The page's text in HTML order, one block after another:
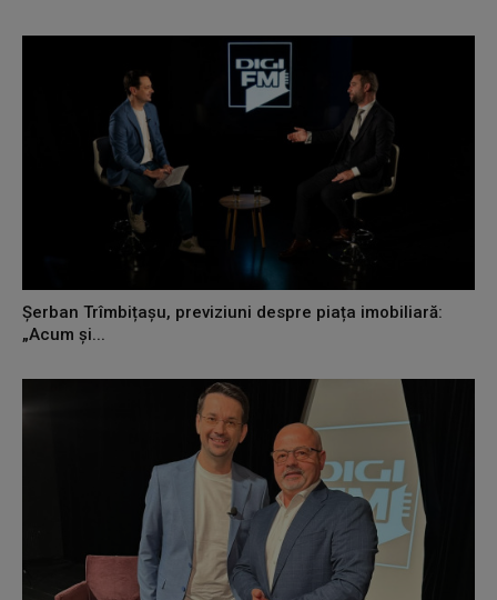
Șerban Trîmbițașu, previziuni despre piața imobiliară:
„Acum și...